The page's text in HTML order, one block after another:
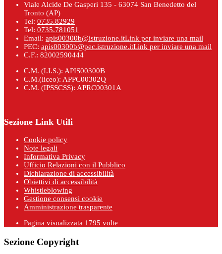
Viale Alcide De Gasperi 135 - 63074 San Benedetto del
Tronto (AP)
Tel: 0735.82929
Tel: 0735.781051
Email: apis00300b@istruzione.itLink per inviare una mail
PEC: apis00300b@pec.istruzione.itLink per inviare una mail
C.F.: 82002590444
C.M. (I.I.S.): APIS00300B
C.M.(liceo): APPC00302Q
C.M. (IPSSCSS): APRC00301A
Sezione Link Utili
Cookie policy
Note legali
Informativa Privacy
Ufficio Relazioni con il Pubblico
Dichiarazione di accessibilità
Obiettivi di accessibilità
Whistleblowing
Gestione consensi cookie
Amministrazione trasparente
Pagina visualizzata 1795 volte
Sezione Copyright